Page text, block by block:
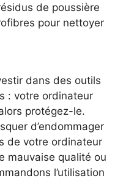
de poussière
pour nettoyer
dans des outils
: votre ordinateur
protégez-le.
d’endommager
de votre ordinateur
mauvaise qualité ou
l’utilisation